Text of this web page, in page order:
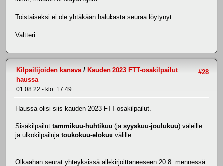
Toistaiseksi ei ole yhtäkään halukasta seuraa löytynyt.
Valtteri
#28
Kilpailijoiden kanava/ Kauden 2023 FTT-osakilpailut
haussa
01.08.22 - klo: 17.49
Haussa olisi siis kauden 2023 FTT-osakilpailut.
Sisäkilpailut tammikuu-huhtikuu (ja syyskuu-joulukuu) väleille
ja ulkokilpailuja toukokuu-elokuu välille.
Olkaahan seurat yhteyksissä allekirjoittaneeseen 20.8. mennessä